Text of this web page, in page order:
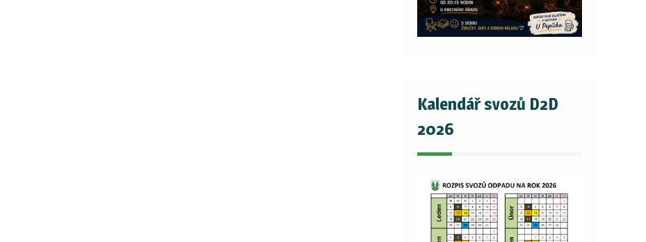
Kalendář svozů D2D
2026